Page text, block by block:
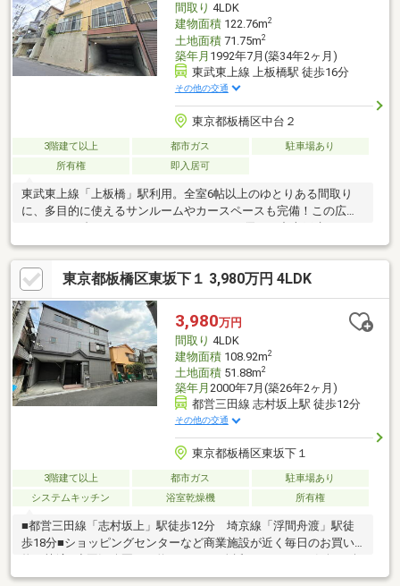
間取り 4LDK
建物面積122.76m2
土地面積71.75m2
築年月 1992年7月(築34年2ヶ月)
東武東上線 上板橋駅 徒歩16分
その他の交通
東京都板橋区中台２
3階建て以上 都市ガス
駐車場あり
所有権
即入居可
東武東上線「上板橋」駅利用。全室6帖以上のゆとりある間取り
に、多目的に使えるサンルームやカースペースも完備！この広さ
東京都板橋区東坂下１ 3,980万円 4LDK
3,980万円
間取り 4LDK
建物面積108.92m2
土地面積51.88m2
築年月 2000年7月(築26年2ヶ月)
都営三田線 志村坂上駅 徒歩12分
その他の交通
東京都板橋区東坂下１
3階建て以上 都市ガス
駐車場あり
システムキッチン
浴室乾燥機 所有権
■都営三田線「志村坂上」駅徒歩12分 埼京線「浮間舟渡」駅徒
歩18分■ショッピングセンターなど商業施設が近く毎日のお買い
しめます■西側約5.0ｍ公道に面する整形地 間口が9.6ｍと広く